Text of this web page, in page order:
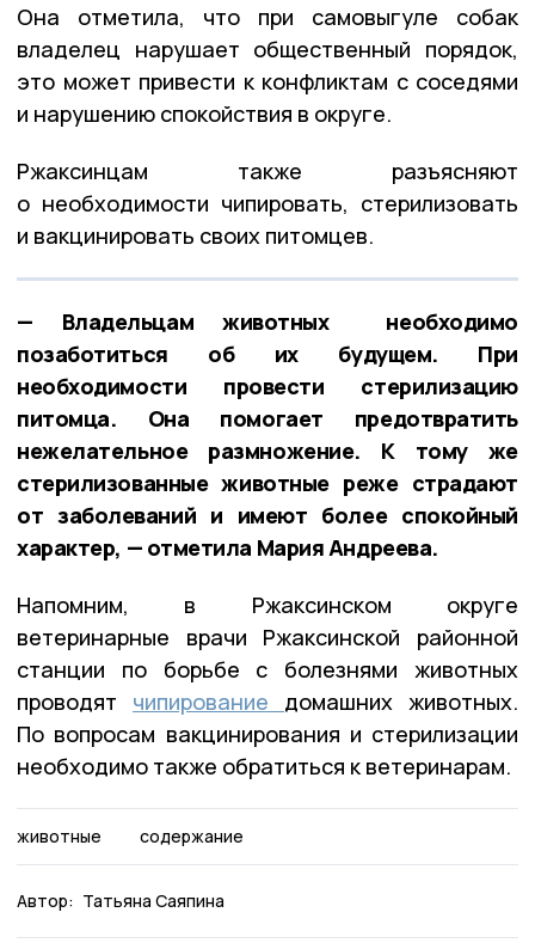
Она отметила, что при самовыгуле собак
владелец нарушает общественный порядок,
это может привести к конфликтам с соседями
и нарушению спокойствия в округе.
Ржаксинцам также разъясняют
о необходимости чипировать, стерилизовать
и вакцинировать своих питомцев.
— Владельцам животных необходимо
позаботиться об их будущем. При
необходимости провести стерилизацию
питомца. Она помогает предотвратить
нежелательное размножение. К тому же
стерилизованные животные реже страдают
от заболеваний и имеют более спокойный
характер, — отметила Мария Андреева.
Напомним, в Ржаксинском округе
ветеринарные врачи Ржаксинской районной
станции по борьбе с болезнями животных
проводят чипирование домашних животных.
По вопросам вакцинирования и стерилизации
необходимо также обратиться к ветеринарам.
животные содержание
Автор: Татьяна Саяпина